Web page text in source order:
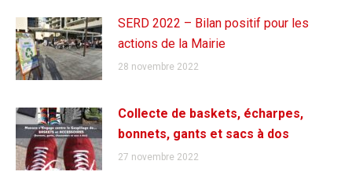
SERD 2022 – Bilan positif pour les
actions de la Mairie
28 novembre 2022
Collecte de baskets, écharpes,
bonnets, gants et sacs à dos
27 novembre 2022